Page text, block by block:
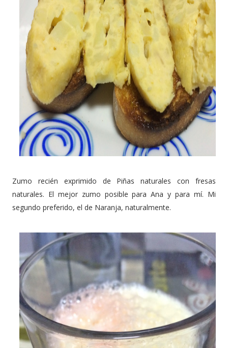
Zumo recién exprimido de Piñas naturales con fresas
naturales. El mejor zumo posible para Ana y para mí. Mi
segundo preferido, el de Naranja, naturalmente.